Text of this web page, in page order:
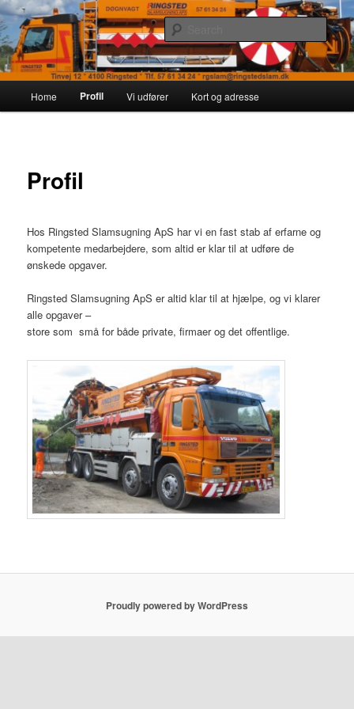
Skip
to
primary
contentRingsted Slamsugning
Endnu en WordPress-blog
Home Profil Vi udfører Kort og adresse
Profil
Hos Ringsted Slamsugning ApS har vi en fast stab af erfarne og
kompetente medarbejdere, som altid er klar til at udføre de
ønskede opgaver.
Ringsted Slamsugning ApS er altid klar til at hjælpe, og vi klarer
alle opgaver –
store som små for både private, firmaer og det offentlige.
Proudly powered by WordPress